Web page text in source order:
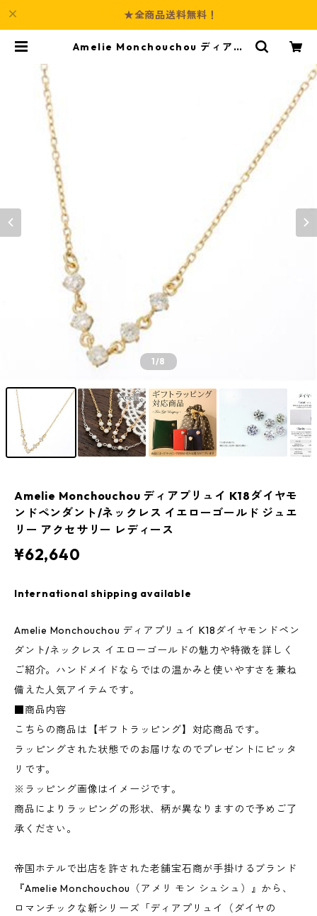
★全商品送料無料！
Amelie Monchouchou ディアプ
1/8
Amelie Monchouchou ディアプリュイ K18ダイヤモ
ンドペンダント/ネックレス イエローゴールド ジュエ
リー アクセサリー レディース
¥62,640
International shipping available
Amelie Monchouchou ディアプリュイ K18ダイヤモンドペン
ダント/ネックレス イエローゴールドの魅力や特徴を詳しく
ご紹介。ハンドメイドならではの温かみと使いやすさを兼ね
備えた人気アイテムです。
■商品内容
こちらの商品は【ギフトラッピング】対応商品です。
ラッピングされた状態でのお届けなのでプレゼントにピッタ
リです。
※ラッピング画像はイメージです。
商品によりラッピングの形状、柄が異なりますので予めご了
承ください。
帝国ホテルで出店を許された老舗宝石商が手掛けるブランド
『Amelie Monchouchou（アメリ モン シュシュ）』から、
ロマンチックな新シリーズ「ディアプリュイ（ダイヤの